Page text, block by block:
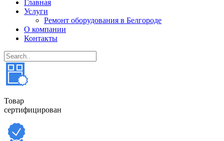
Главная
Услуги
Ремонт оборудования в Белгороде
О компании
Контакты
Товар
сертифицирован